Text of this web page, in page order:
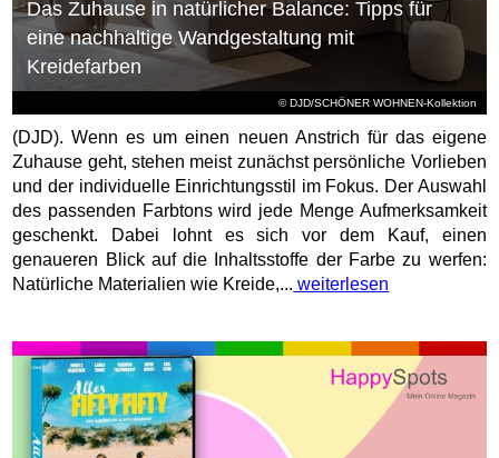
© DJD/SCHÖNER WOHNEN-Kollektion
Das Zuhause in natürlicher Balance: Tipps für
eine nachhaltige Wandgestaltung mit
Kreidefarben
(DJD). Wenn es um einen neuen Anstrich für das eigene
Zuhause geht, stehen meist zunächst persönliche Vorlieben
und der individuelle Einrichtungsstil im Fokus. Der Auswahl
des passenden Farbtons wird jede Menge Aufmerksamkeit
geschenkt. Dabei lohnt es sich vor dem Kauf, einen
genaueren Blick auf die Inhaltsstoffe der Farbe zu werfen:
Natürliche Materialien wie Kreide,... weiterlesen